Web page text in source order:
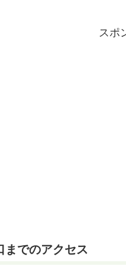
スポ
までのアクセス